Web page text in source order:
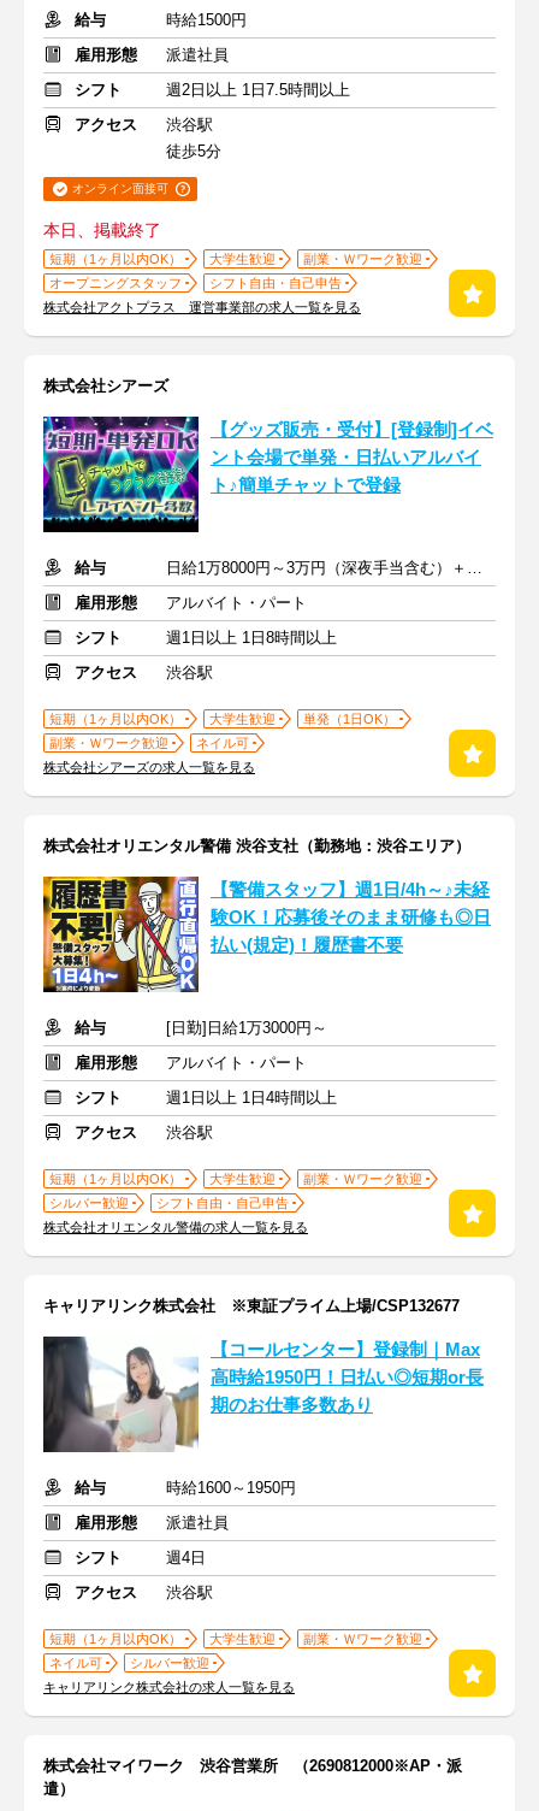
給与
時給1500円
雇用形態
派遣社員
シフト
週2日以上 1日7.5時間以上
アクセス
渋谷駅
徒歩5分
オンライン面接可
本日、掲載終了
短期（1ヶ月以内OK） 大学生歓迎
副業・Ｗワーク歓迎
オープニングスタッフ
シフト自由・自己申告
株式会社アクトプラス 運営事業部の求人一覧を見る
株式会社シアーズ
【グッズ販売・受付】[登録制]イベ
ント会場で単発・日払いアルバイ
ト♪簡単チャットで登録
給与
日給1万8000円～3万円（深夜手当含む）＋交通費
雇用形態
アルバイト・パート
シフト
週1日以上 1日8時間以上
アクセス
渋谷駅
短期（1ヶ月以内OK） 大学生歓迎
単発（1日OK）
副業・Ｗワーク歓迎
ネイル可
株式会社シアーズの求人一覧を見る
株式会社オリエンタル警備 渋谷支社（勤務地：渋谷エリア）
【警備スタッフ】週1日/4h～♪未経
験OK！応募後そのまま研修も◎日
払い(規定)！履歴書不要
給与
[日勤]日給1万3000円～
雇用形態
アルバイト・パート
シフト
週1日以上 1日4時間以上
アクセス
渋谷駅
短期（1ヶ月以内OK） 大学生歓迎
副業・Ｗワーク歓迎
シルバー歓迎
シフト自由・自己申告
株式会社オリエンタル警備の求人一覧を見る
キャリアリンク株式会社 ※東証プライム上場/CSP132677
【コールセンター】登録制｜Max
高時給1950円！日払い◎短期or長
期のお仕事多数あり
給与
時給1600～1950円
雇用形態
派遣社員
シフト
週4日
アクセス
渋谷駅
短期（1ヶ月以内OK） 大学生歓迎
副業・Ｗワーク歓迎
ネイル可
シルバー歓迎
キャリアリンク株式会社の求人一覧を見る
株式会社マイワーク 渋谷営業所 （2690812000※AP・派
遣）